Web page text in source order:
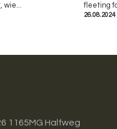
fleeting
26.08.2024
1165MG Halfweg